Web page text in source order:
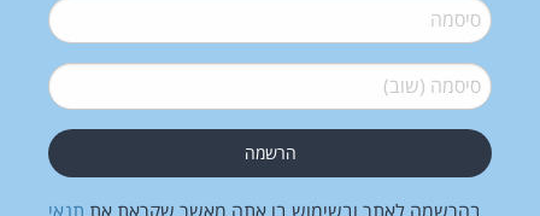
סיסמה*
סיסמה (שוב)*